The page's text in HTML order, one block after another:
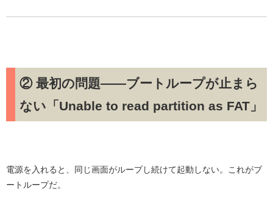
② 最初の問題——ブートループが止まら
ない「Unable to read partition as FAT」
電源を入れると、同じ画面がループし続けて起動しない。これがブ
ートループだ。